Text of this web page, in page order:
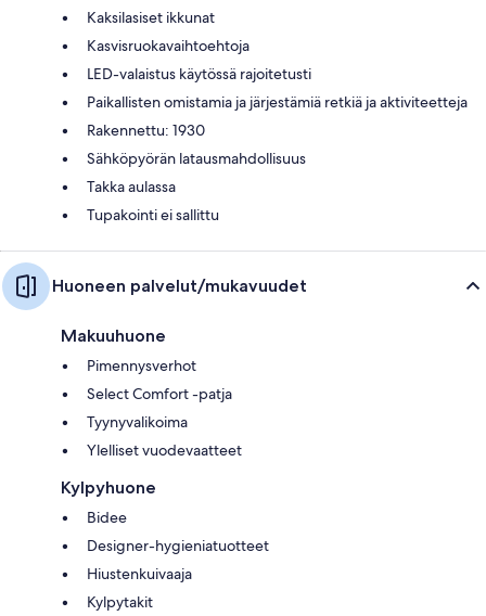
Kaksilasiset ikkunat
Kasvisruokavaihtoehtoja
LED-valaistus käytössä rajoitetusti
Paikallisten omistamia ja järjestämiä retkiä ja aktiviteetteja
Rakennettu: 1930
Sähköpyörän latausmahdollisuus
Takka aulassa
Tupakointi ei sallittu
Huoneen palvelut/mukavuudet
Makuuhuone
Pimennysverhot
Select Comfort -patja
Tyynyvalikoima
Ylelliset vuodevaatteet
Kylpyhuone
Bidee
Designer-hygieniatuotteet
Hiustenkuivaaja
Kylpytakit